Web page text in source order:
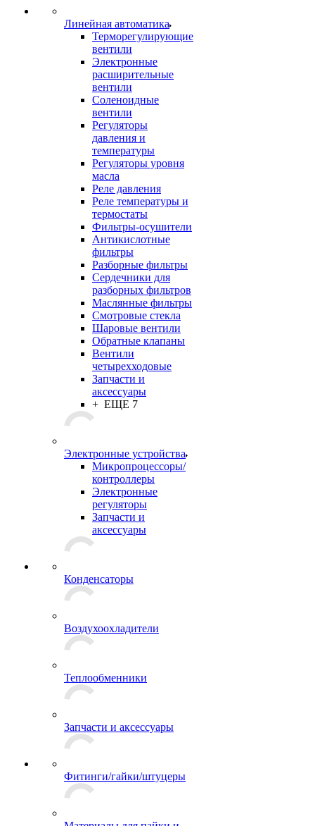
Линейная автоматика
Терморегулирующие
вентили
Электронные
расширительные
вентили
Соленоидные
вентили
Регуляторы
давления и
температуры
Регуляторы уровня
масла
Реле давления
Реле температуры и
термостаты
Фильтры-осушители
Антикислотные
фильтры
Разборные фильтры
Сердечники для
разборных фильтров
Маслянные фильтры
Смотровые стекла
Шаровые вентили
Обратные клапаны
Вентили
четырехходовые
Запчасти и
аксессуары
+ ЕЩЕ 7
Электронные устройства
Микропроцессоры/
контроллеры
Электронные
регуляторы
Запчасти и
аксессуары
Конденсаторы
Воздухоохладители
Теплообменники
Запчасти и аксессуары
Фитинги/гайки/штуцеры